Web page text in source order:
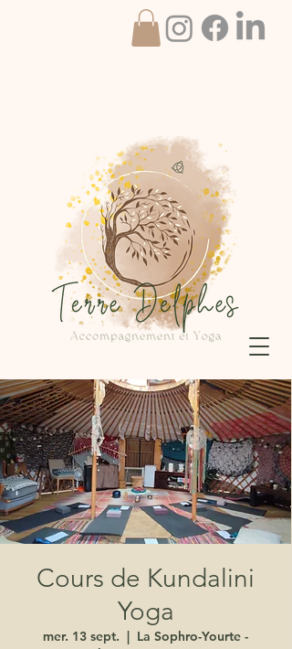
Cours de Kundalini
Yoga
mer. 13 sept.
  |
La Sophro-Yourte -